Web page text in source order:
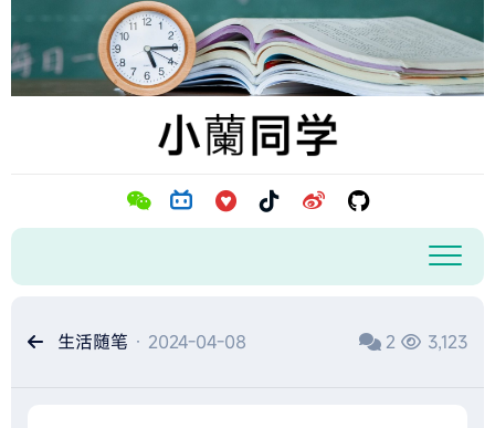
内
容
生活随笔 · 2024-04-08 2 3,123